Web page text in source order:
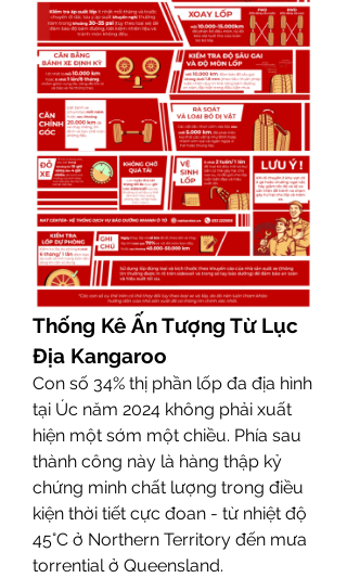
Thống Kê Ấn Tượng Từ Lục
Địa Kangaroo
Con số 34% thị phần lốp đa địa hình
tại Úc năm 2024 không phải xuất
hiện một sớm một chiều. Phía sau
thành công này là hàng thập kỷ
chứng minh chất lượng trong điều
kiện thời tiết cực đoan - từ nhiệt độ
45°C ở Northern Territory đến mưa
torrential ở Queensland.